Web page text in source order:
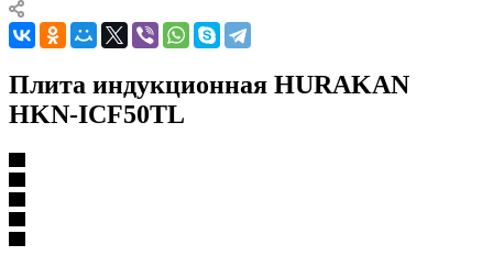
Плита индукционная HURAKAN
HKN-ICF50TL